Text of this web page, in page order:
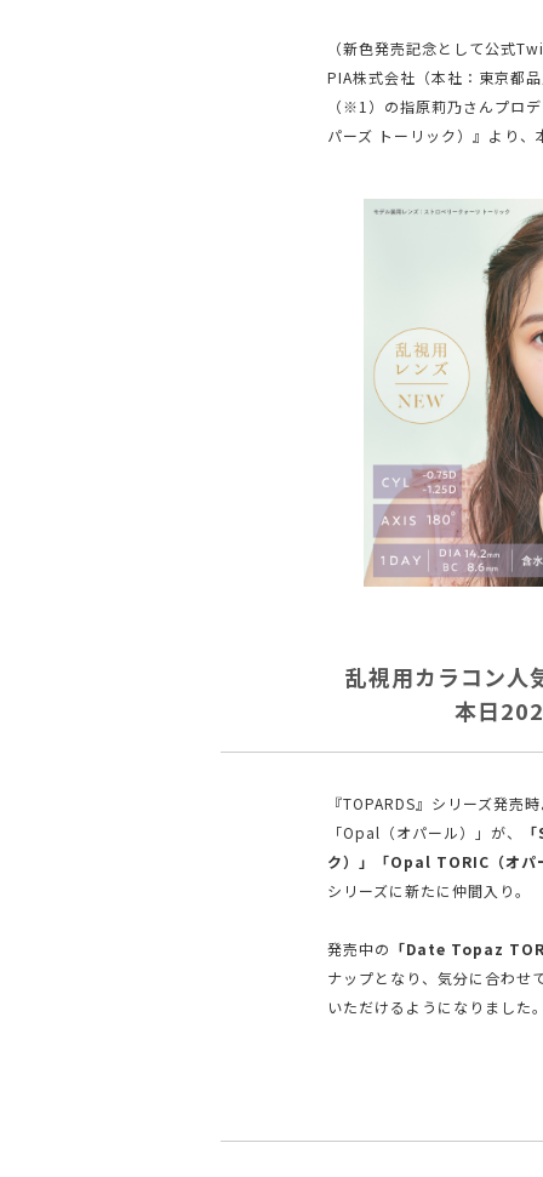
（新色発売記念として公式
PIA株式会社（本社：東京都
（※1）の指原莉乃さんプロ
パーズ トーリック）』より
乱視用カラコン人
本日
『TOPARDS』シリーズ発
「Opal（オパール）」が、
ク）」「Opal TORIC（オパ
シリーズに新たに仲間入り。
発売中の 「Date Topaz
ナップとなり、気分に合わせ
いただけるようになりました